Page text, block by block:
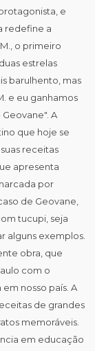
e
redefine a
o primeiro
estrelas
barulhento, mas
e eu ganhamos
A
que hoje se
receitas
apresenta
por
de Geovane,
tucupi, seja
alguns exemplos.
obra, que
com o
nosso país. A
de grandes
memoráveis.
em educação